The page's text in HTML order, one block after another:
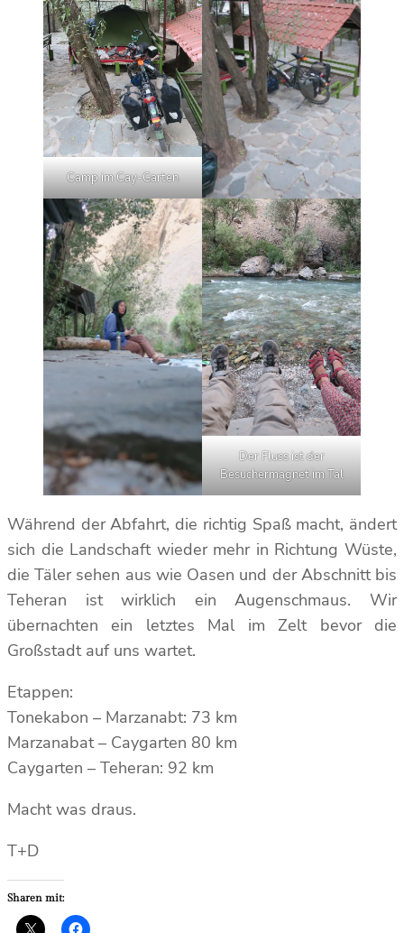
Camp im Cay-Garten
Der Fluss ist der
Besuchermagnet im Tal
Während der Abfahrt, die richtig Spaß macht, ändert
sich die Landschaft wieder mehr in Richtung Wüste,
die Täler sehen aus wie Oasen und der Abschnitt bis
Teheran ist wirklich ein Augenschmaus. Wir
übernachten ein letztes Mal im Zelt bevor die
Großstadt auf uns wartet.
Etappen:
Tonekabon – Marzanabt: 73 km
Marzanabat – Caygarten 80 km
Caygarten – Teheran: 92 km
Macht was draus.
T+D
Sharen mit: